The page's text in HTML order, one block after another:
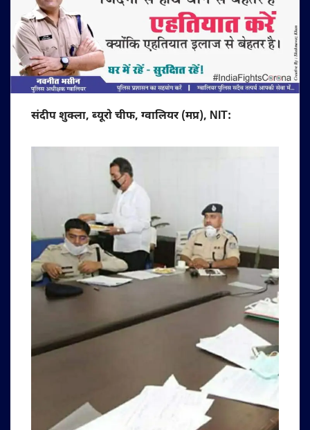
संदीप शुक्ला, ब्यूरो चीफ, ग्वालियर (मप्र), NIT: